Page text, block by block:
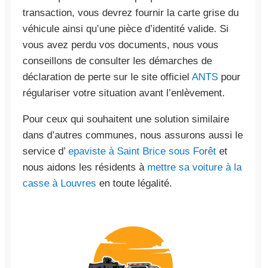
transaction, vous devrez fournir la carte grise du
véhicule ainsi qu’une pièce d’identité valide. Si
vous avez perdu vos documents, nous vous
conseillons de consulter les démarches de
déclaration de perte sur le site officiel ANTS pour
régulariser votre situation avant l’enlèvement.
Pour ceux qui souhaitent une solution similaire
dans d’autres communes, nous assurons aussi le
service d’ epaviste à Saint Brice sous Forêt et
nous aidons les résidents à mettre sa voiture à la
casse à Louvres en toute légalité.